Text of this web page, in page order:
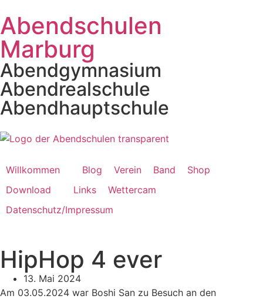
Abendschulen
Marburg
Abendgymnasium
Abendrealschule
Abendhauptschule
Willkommen Blog Verein Band
Shop
Download
Links
Wettercam
Datenschutz/Impressum
HipHop 4 ever
13. Mai 2024
Am 03.05.2024 war Boshi San zu Besuch an den